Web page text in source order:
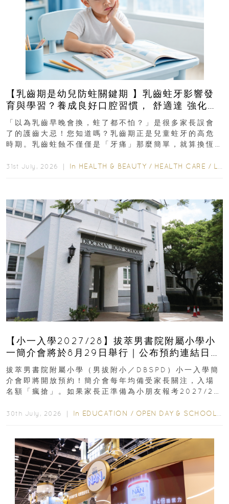
【乳齒期是幼兒防蛀關鍵期 】乳齒蛀牙影響發
育與學習？養成良好口腔習慣， 舒適達 強化琺
瑯質 兒童牙膏防護指南
「以為乳齒早晚會換，蛀了都不怕？」是很多家長誤會
了的護齒大忌！您知道嗎？乳齒期正是兒童蛀牙的高危
時期。乳齒蛀蝕不僅僅是「牙痛」那麼簡單，就算換恆
31st July, 2026 ｜ In HEALTH & BEAUTY / HEALTH CARE / LIFESTYLE
【小一入學2027/28】拔萃男書院附屬小學小
一簡介會將於8月29日舉行｜公布預約連結日期
｜更設有網上重溫
拔萃男書院附屬小學（男拔附小／DBSPD）小一入學簡
介會即將開放預約！簡介會每年均備受家長關注，入場
名額「瘋搶」。如果家長正準備為小朋友報考2027/28
30th July, 2026 ｜ In EDUCATION / OPEN DAY & SCHOOL EVENTS